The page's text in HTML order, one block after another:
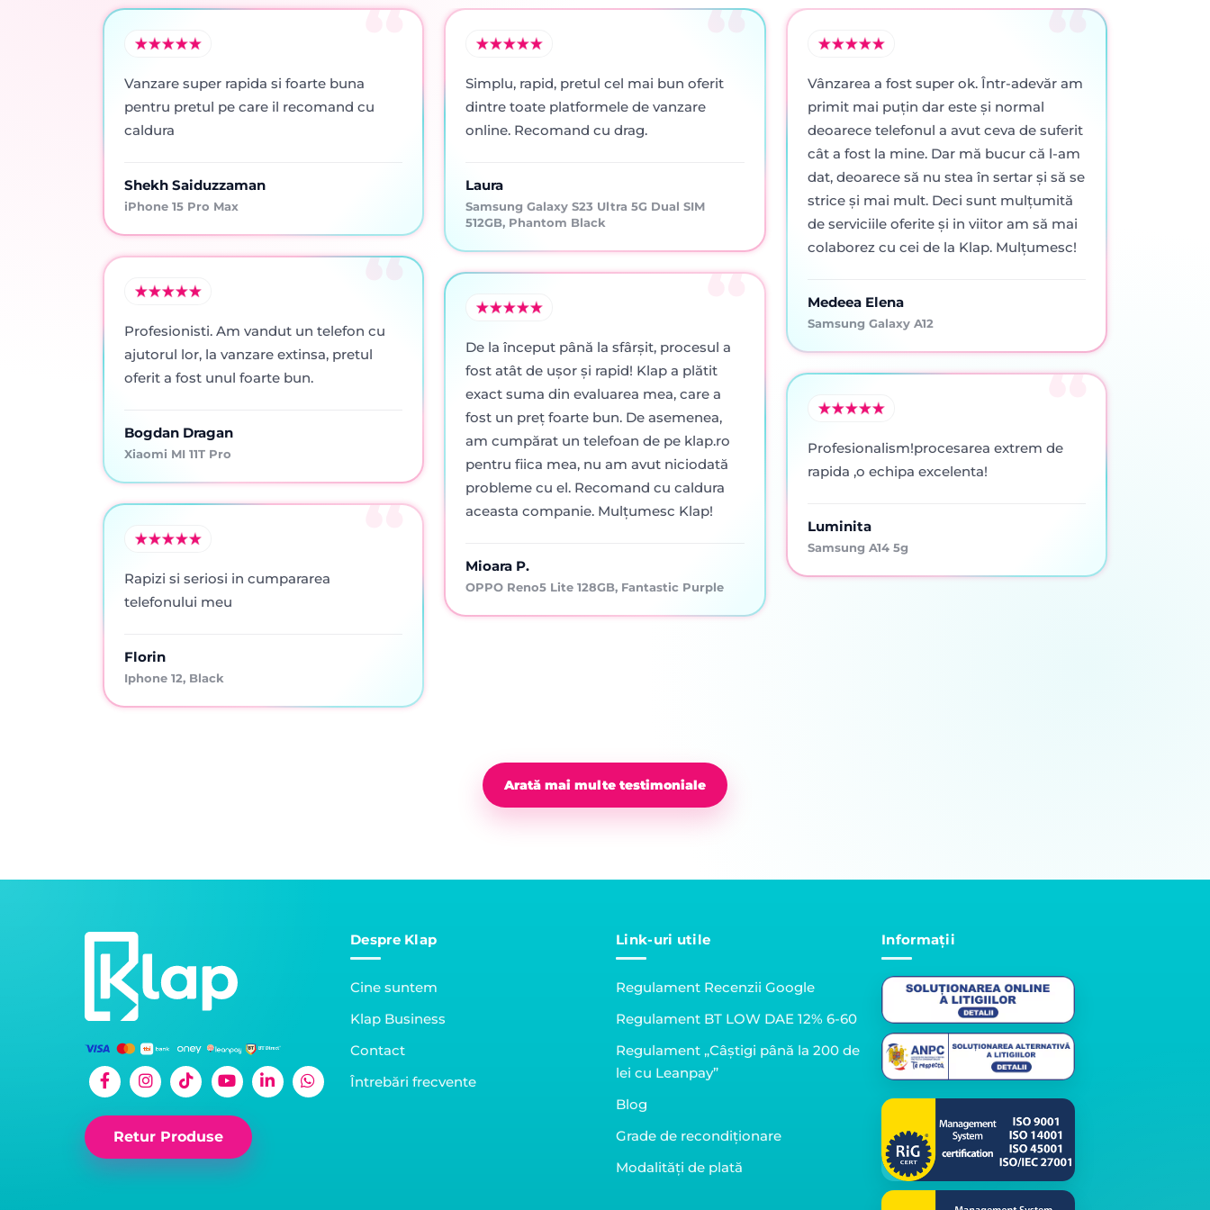
Vanzare super rapida si foarte buna
pentru pretul pe care il recomand cu
caldura
Shekh Saiduzzaman
iPhone 15 Pro Max
Profesionisti. Am vandut un telefon cu
ajutorul lor, la vanzare extinsa, pretul
oferit a fost unul foarte bun.
Bogdan Dragan
Xiaomi MI 11T Pro
Rapizi si seriosi in cumpararea
telefonului meu
Florin
Iphone 12, Black
Simplu, rapid, pretul cel mai bun oferit
dintre toate platformele de vanzare
online. Recomand cu drag.
Laura
Samsung Galaxy S23 Ultra 5G Dual SIM
512GB, Phantom Black
De la început până la sfârșit, procesul a
fost atât de ușor și rapid! Klap a plătit
exact suma din evaluarea mea, care a
fost un preț foarte bun. De asemenea,
am cumpărat un telefoan de pe klap.ro
pentru fiica mea, nu am avut niciodată
probleme cu el. Recomand cu caldura
aceasta companie. Mulțumesc Klap!
Mioara P.
OPPO Reno5 Lite 128GB, Fantastic Purple
Vânzarea a fost super ok. Într-adevăr am
primit mai puţin dar este şi normal
deoarece telefonul a avut ceva de suferit
cât a fost la mine. Dar mă bucur că l-am
dat, deoarece să nu stea în sertar şi să se
strice şi mai mult. Deci sunt mulţumită
de serviciile oferite şi in viitor am să mai
colaborez cu cei de la Klap. Mulţumesc!
Medeea Elena
Samsung Galaxy A12
Profesionalism!procesarea extrem de
rapida ,o echipa excelenta!
Luminita
Samsung A14 5g
Arată mai multe testimoniale
Retur Produse
Despre Klap
Cine suntem
Klap Business
Contact
Întrebări frecvente
Link-uri utile
Regulament Recenzii Google
Regulament BT LOW DAE 12% 6-60
Regulament „Câștigi până la 200 de
lei cu Leanpay”
Blog
Grade de recondiționare
Modalități de plată
Informații